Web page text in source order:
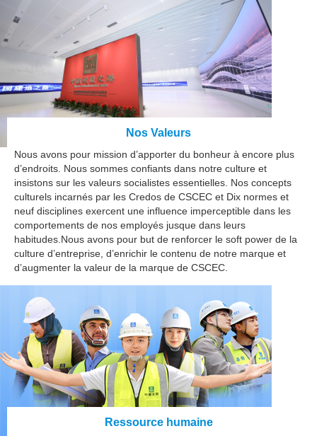
Nos Valeurs
Nous avons pour mission d’apporter du bonheur à encore plus
d’endroits. Nous sommes confiants dans notre culture et
insistons sur les valeurs socialistes essentielles. Nos concepts
culturels incarnés par les Credos de CSCEC et Dix normes et
neuf disciplines exercent une influence imperceptible dans les
comportements de nos employés jusque dans leurs
habitudes.Nous avons pour but de renforcer le soft power de la
culture d’entreprise, d’enrichir le contenu de notre marque et
d’augmenter la valeur de la marque de CSCEC.
Ressource humaine